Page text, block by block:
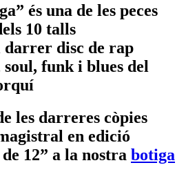
és una de les peces
10 talls
darrer disc de rap
funk i blues del
les darreres còpies
en edició
12” a la nostra botiga